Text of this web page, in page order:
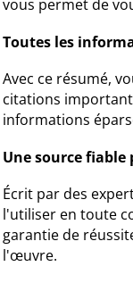
vous permet de
Toutes les
Avec ce résumé,
citations
informations
Une source fiable
Écrit par des
l'utiliser en toute
garantie de
l'œuvre.